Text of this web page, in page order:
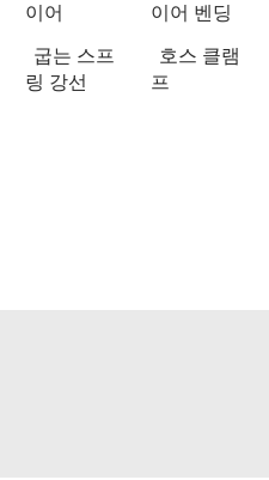
이어
이어 벤딩
굽는 스프
링 강선
호스 클램
프